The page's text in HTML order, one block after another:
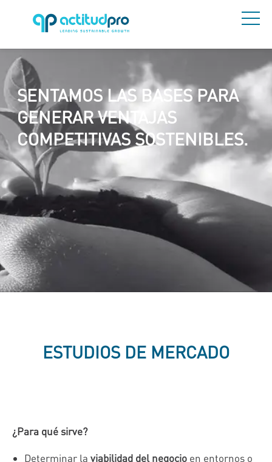
SENTAMOS LAS BASES PARA
GENERAR VENTAJAS
COMPETITIVAS SOSTENIBLES.
ESTUDIOS DE MERCADO
¿Para qué sirve?
Determinar la viabilidad del negocio en entornos o